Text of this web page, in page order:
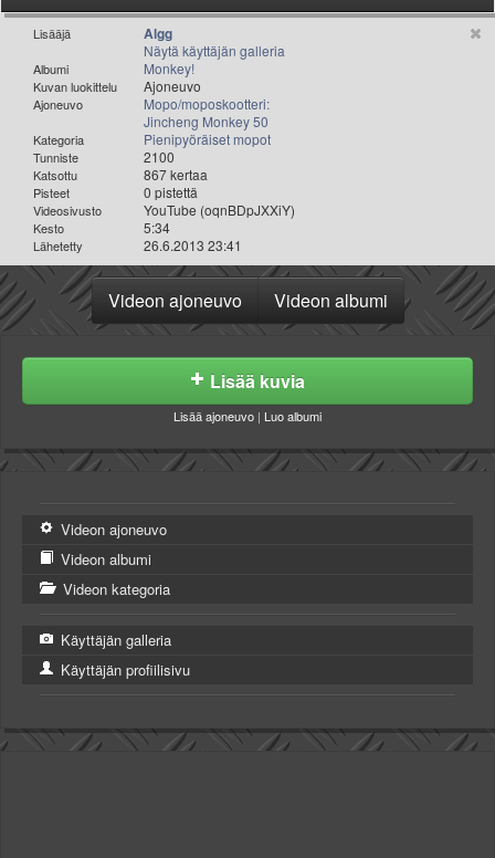
Kuopion sää
Rovaniemen sää
MUUT
VIP-jäsenyys
Paidat ja vaatteet
Suunnittele oma paita
Mainostus
Palaute
Kevytversio
Lisääjä Algg
Näytä käyttäjän galleria
Albumi Monkey!
Kuvan luokittelu Ajoneuvo
Ajoneuvo
Mopo/moposkootteri:
Jincheng Monkey 50
Kategoria Pienipyöräiset mopot
Tunniste 2100
Katsottu 867 kertaa
Pisteet 0 pistettä
Videosivusto YouTube (oqnBDpJXXiY)
Kesto 5:34
Lähetetty 26.6.2013 23:41
Videon ajoneuvo Videon albumi
Lisää kuvia
Lisää ajoneuvo | Luo albumi
Videon ajoneuvo
Videon albumi
Videon kategoria
Käyttäjän galleria
Käyttäjän profiilisivu